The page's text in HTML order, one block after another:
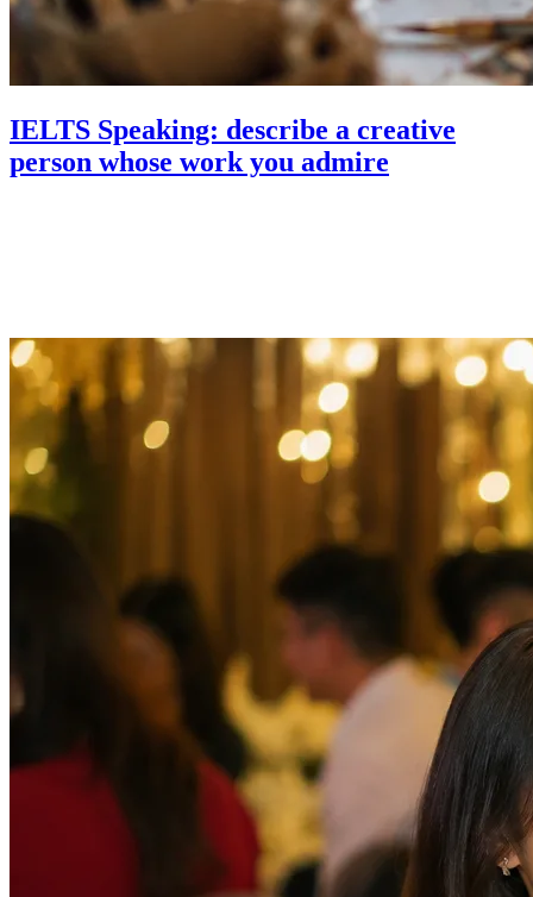
IELTS Speaking: describe a creative
person whose work you admire